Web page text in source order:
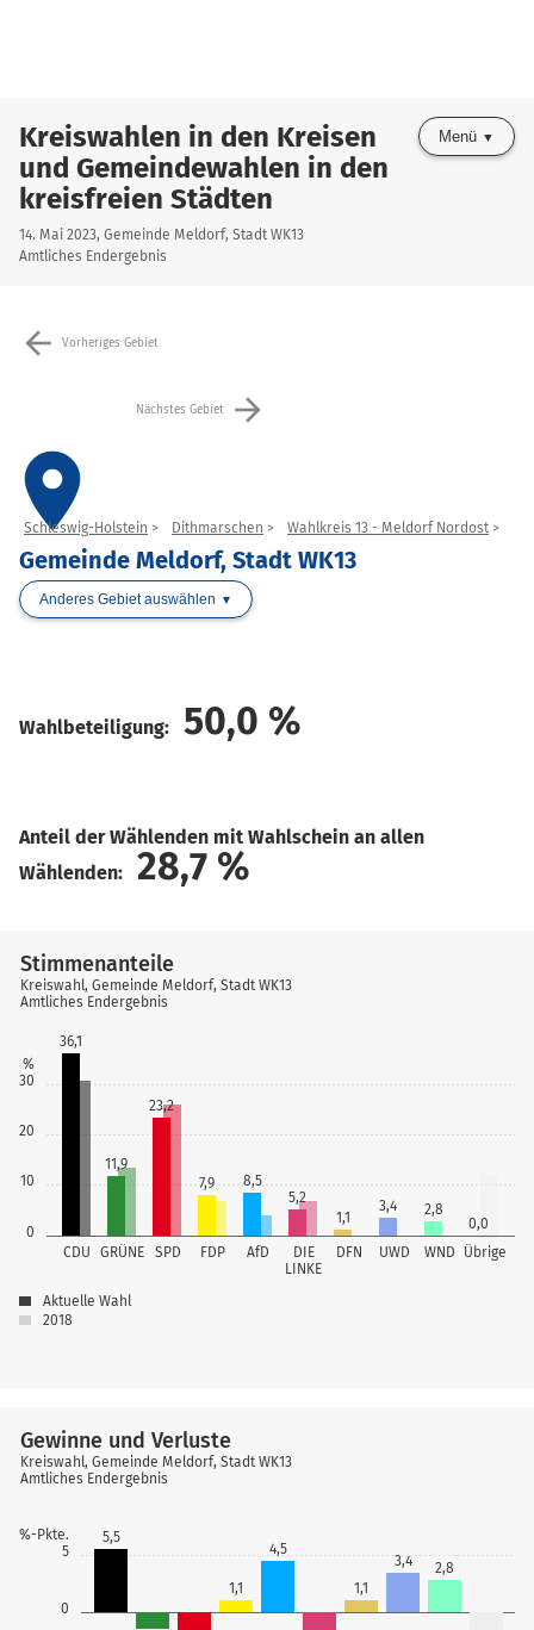
Kreiswahlen in den Kreisen
und Gemeindewahlen in den
kreisfreien Städten
14. Mai 2023, Gemeinde Meldorf, Stadt WK13
Amtliches Endergebnis
Menü
arrow_back Vorheriges Gebiet
Nächstes Gebiet arrow_forward
place
Schleswig-Holstein Dithmarschen Wahlkreis 13 - Meldorf Nordost
Gemeinde Meldorf, Stadt WK13
Anderes Gebiet auswählen
Wahlbeteiligung: 50,0 %
Anteil der Wählenden mit Wahlschein an allen
Wählenden:
28,7 %
0
10
20
30
%
CDU GRÜNE SPD FDP AfD
DIE
LINKE
DFN UWD WND Übrige
36,1
11,9
23,2
7,9
8,5
5,2
1,1
3,4
2,8
0,0
Stimmenanteile
Kreiswahl, Gemeinde Meldorf, Stadt WK13
Amtliches Endergebnis
Aktuelle Wahl
2018
0
5
%-Pkte. 5,5
1,1
4,5
1,1
3,4 2,8
Gewinne und Verluste
Kreiswahl, Gemeinde Meldorf, Stadt WK13
Amtliches Endergebnis